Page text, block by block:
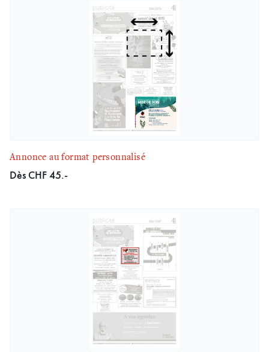
Annonce au format personnalisé
Dès CHF 45.-